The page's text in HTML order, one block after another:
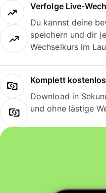
Verfolge Live-
Du kannst deine
speichern und dir
Wechselkurs im
Komplett
Download in
und ohne lästige